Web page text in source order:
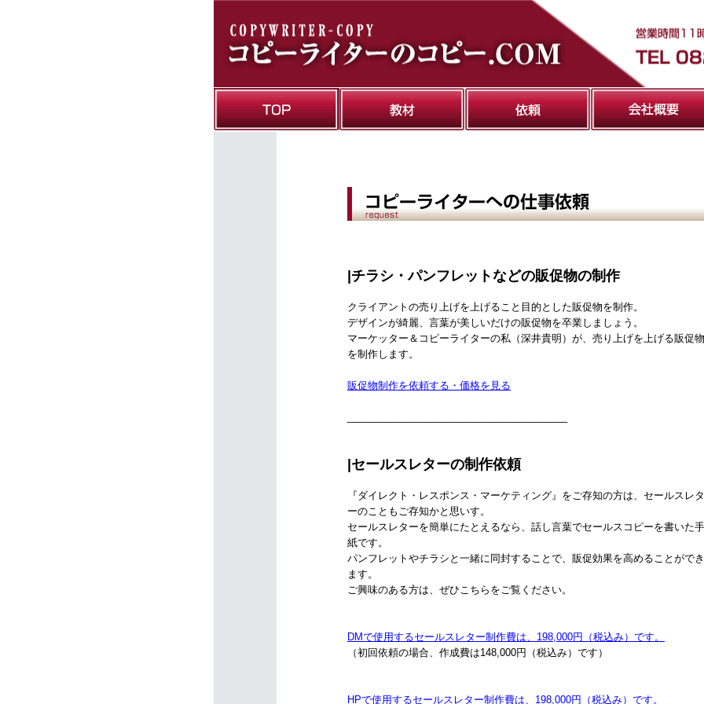
|チラシ・パンフレットなどの販促物の制作
クライアントの売り上げを上げること目的とした販促物を制作。
デザインが綺麗、言葉が美しいだけの販促物を卒業しましょう。
マーケッター＆コピーライターの私（深井貴明）が、売り上げを上げる販促物
を制作します。
販促物制作を依頼する・価格を見る
|セールスレターの制作依頼
『ダイレクト・レスポンス・マーケティング』をご存知の方は、セールスレタ
ーのこともご存知かと思いす。
セールスレターを簡単にたとえるなら、話し言葉でセールスコピーを書いた手
紙です。
パンフレットやチラシと一緒に同封することで、販促効果を高めることができ
ます。
ご興味のある方は、ぜひこちらをご覧ください。
DMで使用するセールスレター制作費は、198,000円（税込み）です。
（初回依頼の場合、作成費は148,000円（税込み）です）
HPで使用するセールスレター制作費は、198,000円（税込み）です。